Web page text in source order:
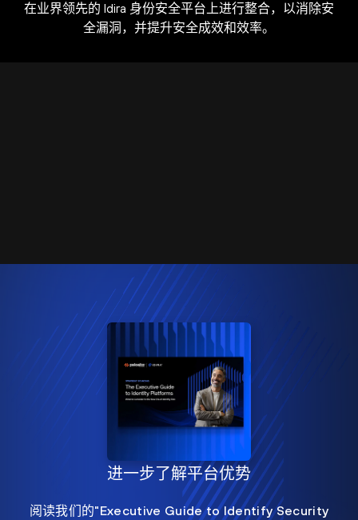
在业界领先的 Idira 身份安全平台上进行整合，以消除安
全漏洞，并提升安全成效和效率。
进一步了解平台优势
阅读我们的"Executive Guide to Identify Security